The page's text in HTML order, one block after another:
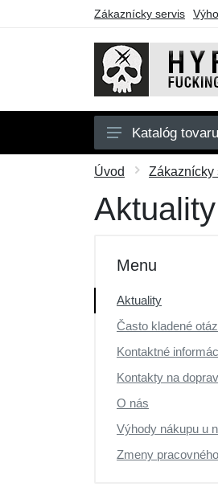
Zákaznícky servis
Pánske
Dámske
Katalóg tovaru
Úvod Zákaznícky
Aktuality
Menu
Aktuality
Často kladené
Kontaktné
Kontakty na
O nás
Výhody nákupu u
Zmeny